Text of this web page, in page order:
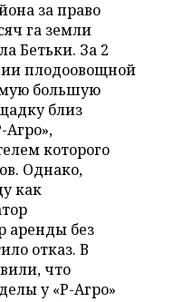
за право
га земли
Бетьки. За 2
плодоовощной
большую
близ
которого
Однако,
как
аренды без
отказ. В
что
у «Р-Агро»